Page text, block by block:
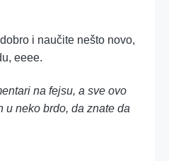
i naučite nešto novo,
eeee.
na fejsu, a sve ovo
u neko brdo, da znate da